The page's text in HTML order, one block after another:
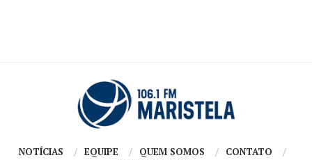
NOTÍCIAS EQUIPE QUEM SOMOS
CONTATO